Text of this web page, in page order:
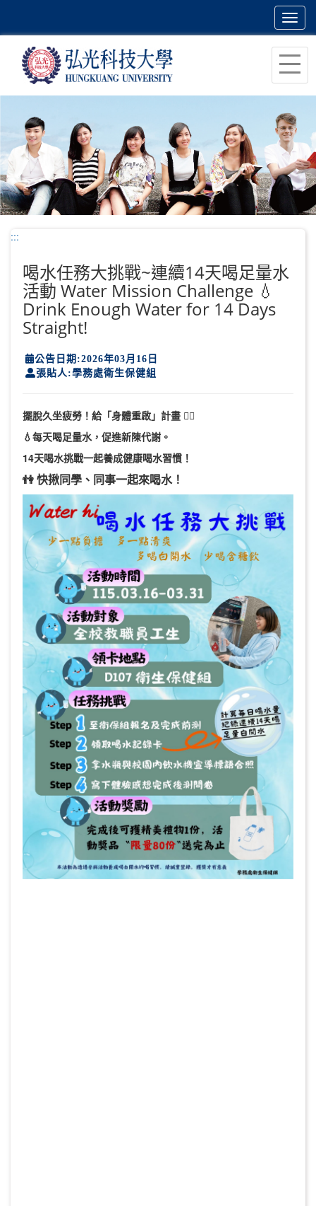
主
容
區
塊
:::
喝水任務大挑戰~連續14天喝足量水
活動 Water Mission Challenge 💧
Drink Enough Water for 14 Days
Straight!
公告日期:2026年03月16日
張貼人:學務處衛生保健組
擺脫久坐疲勞！給「身體重啟」計畫🏃‍♂️
💧每天喝足量水，促進新陳代謝。
14天喝水挑戰一起養成健康喝水習慣！
👫快揪同學、同事一起來喝水！